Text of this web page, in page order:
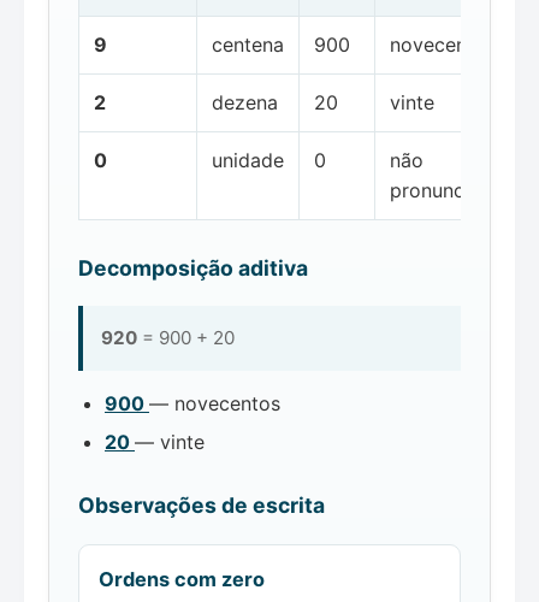
9 centena 900 novecentos
2 dezena 20 vinte
0 unidade 0
não
pronunciada
Decomposição aditiva
920 = 900 + 20
900 — novecentos
20 — vinte
Observações de escrita
Ordens com zero